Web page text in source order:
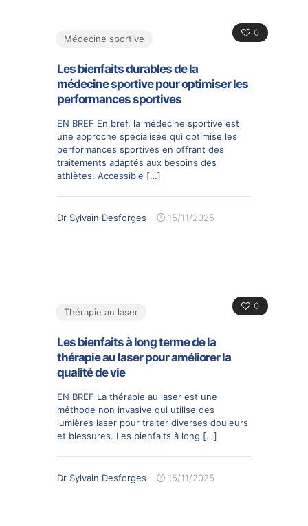
0
Médecine sportive
Les bienfaits durables de la
médecine sportive pour optimiser les
performances sportives
EN BREF En bref, la médecine sportive est
une approche spécialisée qui optimise les
performances sportives en offrant des
traitements adaptés aux besoins des
athlètes. Accessible […]
Dr Sylvain Desforges 15/11/2025
0
Thérapie au laser
Les bienfaits à long terme de la
thérapie au laser pour améliorer la
qualité de vie
EN BREF La thérapie au laser est une
méthode non invasive qui utilise des
lumières laser pour traiter diverses douleurs
et blessures. Les bienfaits à long […]
Dr Sylvain Desforges 15/11/2025